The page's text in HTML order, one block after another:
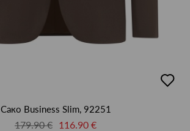
в
Сако Business Slim, 92251
179.90 € 116.90 €